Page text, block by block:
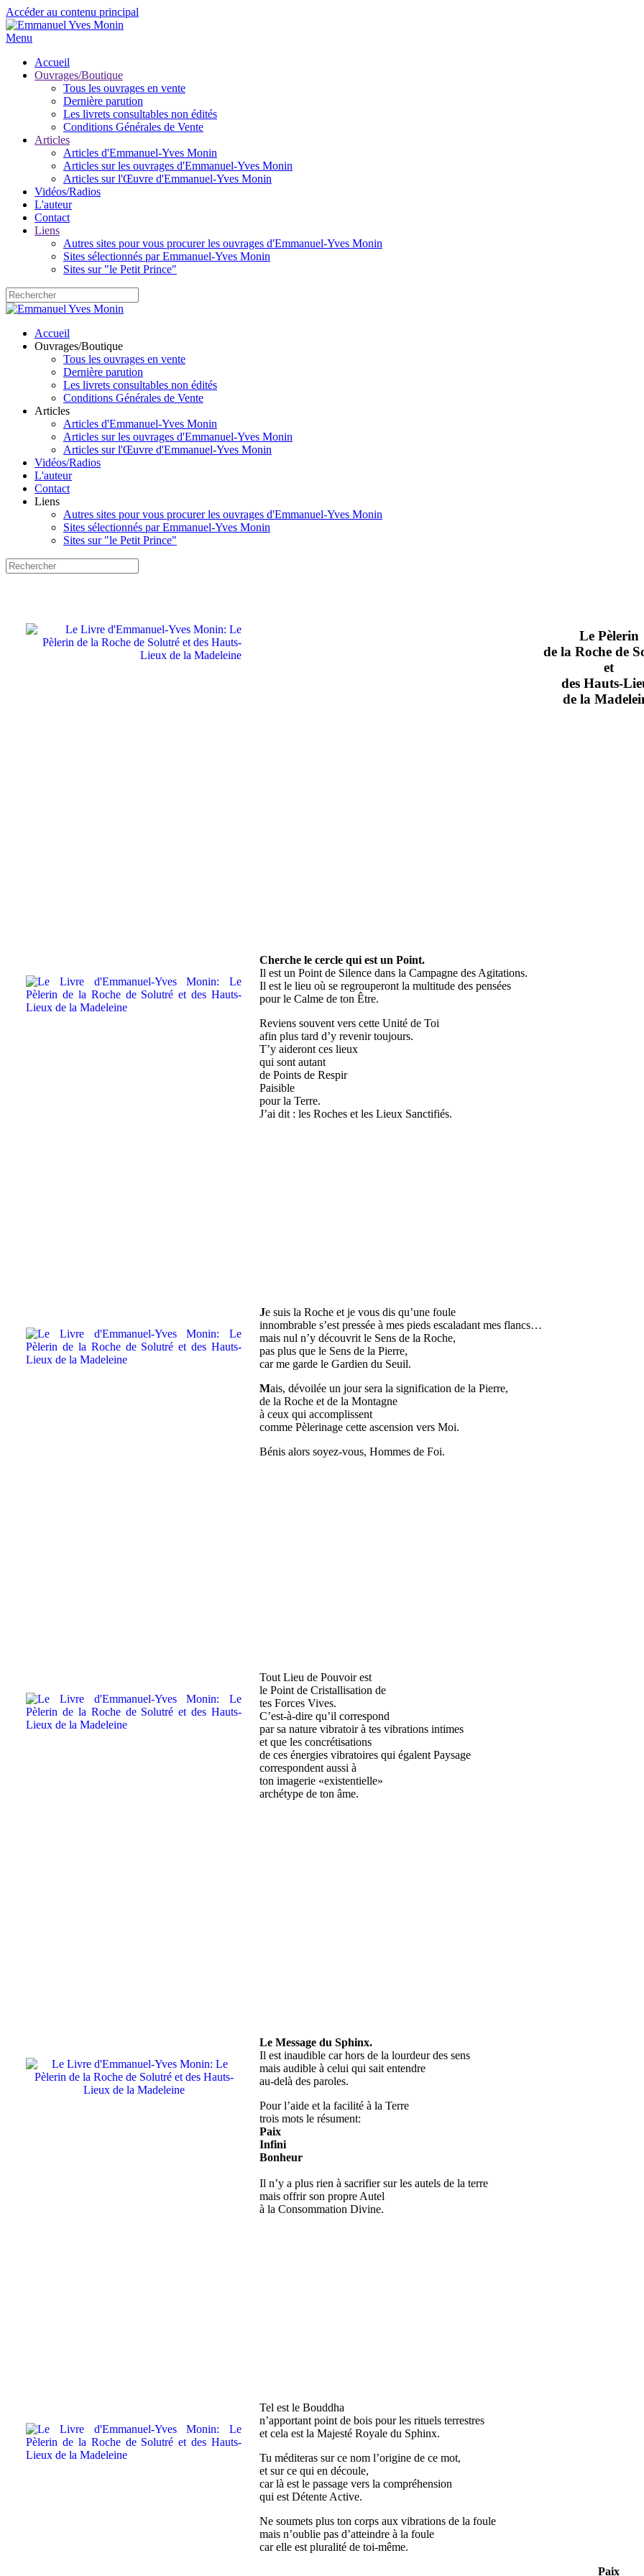
Accéder au contenu principal
Menu
Accueil
Ouvrages/Boutique
Tous les ouvrages en vente
Dernière parution
Les livrets consultables non édités
Conditions Générales de Vente
Articles
Articles d'Emmanuel-Yves Monin
Articles sur les ouvrages d'Emmanuel-Yves Monin
Articles sur l'Œuvre d'Emmanuel-Yves Monin
Vidéos/Radios
L'auteur
Contact
Liens
Autres sites pour vous procurer les ouvrages d'Emmanuel-Yves Monin
Sites sélectionnés par Emmanuel-Yves Monin
Sites sur "le Petit Prince"
Accueil
Ouvrages/Boutique
Tous les ouvrages en vente
Dernière parution
Les livrets consultables non édités
Conditions Générales de Vente
Articles
Articles d'Emmanuel-Yves Monin
Articles sur les ouvrages d'Emmanuel-Yves Monin
Articles sur l'Œuvre d'Emmanuel-Yves Monin
Vidéos/Radios
L'auteur
Contact
Liens
Autres sites pour vous procurer les ouvrages d'Emmanuel-Yves Monin
Sites sélectionnés par Emmanuel-Yves Monin
Sites sur "le Petit Prince"
Le Pèlerin
de la Roche de
et
des Hauts-
de la
Cherche le cercle qui est un Point.
Il est un Point de Silence dans la Campagne des Agitations.
Il est le lieu où se regrouperont la multitude des pensées
pour le Calme de ton Être.
Reviens souvent vers cette Unité de Toi
afin plus tard d’y revenir toujours.
T’y aideront ces lieux
qui sont autant
de Points de Respir
Paisible
pour la Terre.
J’ai dit : les Roches et les Lieux Sanctifiés.
Je suis la Roche et je vous dis qu’une foule
innombrable s’est pressée à mes pieds escaladant mes flancs…
mais nul n’y découvrit le Sens de la Roche,
pas plus que le Sens de la Pierre,
car me garde le Gardien du Seuil.
Mais, dévoilée un jour sera la signification de la Pierre,
de la Roche et de la Montagne
à ceux qui accomplissent
comme Pèlerinage cette ascension vers Moi.
Bénis alors soyez-vous, Hommes de Foi.
Tout Lieu de Pouvoir est
le Point de Cristallisation de
tes Forces Vives.
C’est-à-dire qu’il correspond
par sa nature vibratoir à tes vibrations intimes
et que les concrétisations
de ces énergies vibratoires qui égalent Paysage
correspondent aussi à
ton imagerie «existentielle»
archétype de ton âme.
Le Message du Sphinx.
Il est inaudible car hors de la lourdeur des sens
mais audible à celui qui sait entendre
au-delà des paroles.
Pour l’aide et la facilité à la Terre
trois mots le résument:
Paix
Infini
Bonheur
Il n’y a plus rien à sacrifier sur les autels de la terre
mais offrir son propre Autel
à la Consommation Divine.
Tel est le Bouddha
n’apportant point de bois pour les rituels terrestres
et cela est la Majesté Royale du Sphinx.
Tu méditeras sur ce nom l’origine de ce mot,
et sur ce qui en découle,
car là est le passage vers la compréhension
qui est Détente Active.
Ne soumets plus ton corps aux vibrations de la foule
mais n’oublie pas d’atteindre à la foule
car elle est pluralité de toi-même.
Paix